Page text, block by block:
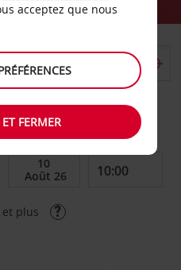
de retour
DATE DE FIN
et plus
acceptez que nous
FERMER